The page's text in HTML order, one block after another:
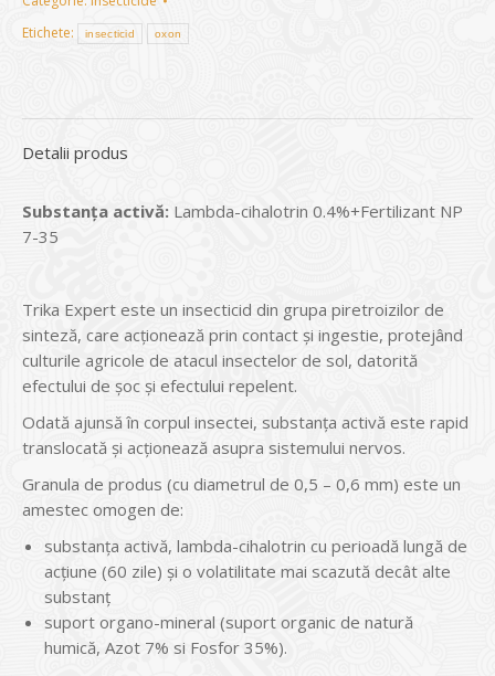
Etichete:
insecticid oxon
Detalii produs
Substanţa activă: Lambda-cihalotrin 0.4%+Fertilizant NP
7-35
Trika Expert este un insecticid din grupa piretroizilor de
sinteză, care acţionează prin contact şi ingestie, protejând
culturile agricole de atacul insectelor de sol, datorită
efectului de şoc și efectului repelent.
Odată ajunsă în corpul insectei, substanţa activă este rapid
translocată şi acţionează asupra sistemului nervos.
Granula de produs (cu diametrul de 0,5 – 0,6 mm) este un
amestec omogen de:
substanţa activă, lambda-cihalotrin cu perioadă lungă de
acţiune (60 zile) şi o volatilitate mai scazută decât alte
substanţ
suport organo-mineral (suport organic de natură
humică, Azot 7% si Fosfor 35%).